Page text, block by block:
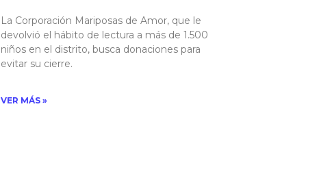
La Corporación Mariposas de Amor, que le
devolvió el hábito de lectura a más de 1.500
niños en el distrito, busca donaciones para
evitar su cierre.​
VER MÁS »